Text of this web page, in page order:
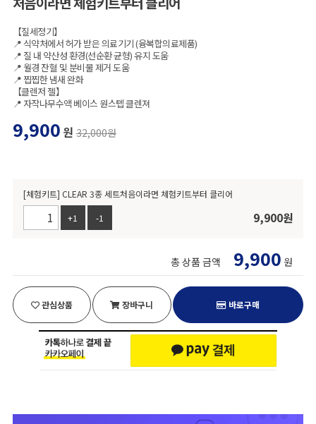
【질세정기】
📍 식약처에서 허가 받은 의료기기 (융복합의료제품)
📍 질 내 약산성 환경(선순환 균형) 유지 도움
📍 월경 잔혈 및 분비물 제거 도움
📍 찝찝한 냄새 완화
【클렌저 젤】
📍 자작나무수액 베이스 원스텝 클렌져
9,900 원 32,000원
[체험키트] CLEAR 3종 세트처음이라면 체험키트부터 클리어
+1
-1 9,900원
총 상품 금액 9,900 원
관심상품 장바구니 바로구매